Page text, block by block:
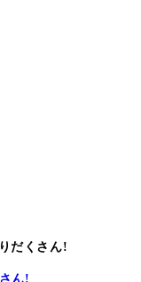
だくさん!
ん!